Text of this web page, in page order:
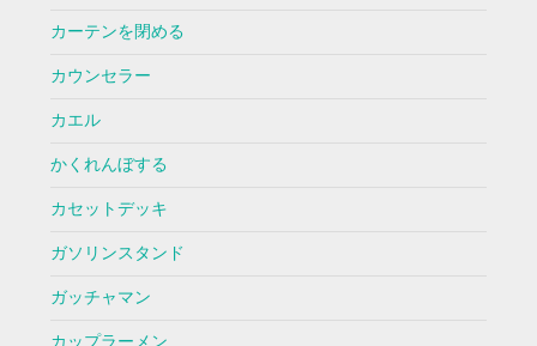
カーテンを閉める
カウンセラー
カエル
かくれんぼする
カセットデッキ
ガソリンスタンド
ガッチャマン